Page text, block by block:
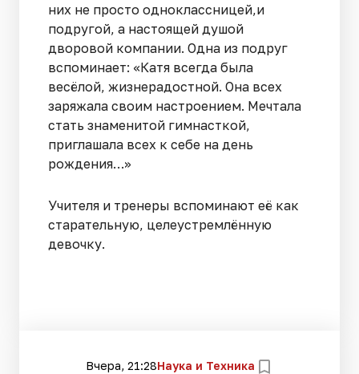
них не просто одноклассницей,и
подругой, а настоящей душой
дворовой компании. Одна из подруг
вспоминает: «Катя всегда была
весёлой, жизнерадостной. Она всех
заряжала своим настроением. Мечтала
стать знаменитой гимнасткой,
приглашала всех к себе на день
рождения…»
Учителя и тренеры вспоминают её как
старательную, целеустремлённую
девочку.
Вчера, 21:28Наука и Техника